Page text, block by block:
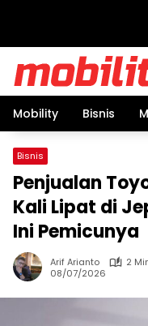
Mobility Bisnis
Bisnis
Penjualan
Kali Lipat di
Ini Pemicunya
Arif Arianto
2
08/07/2026